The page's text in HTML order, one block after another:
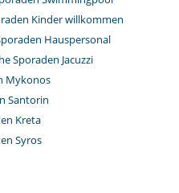
Kinder willkommen
Hauspersonal
Sporaden Jacuzzi
Mykonos
Santorin
Kreta
Syros